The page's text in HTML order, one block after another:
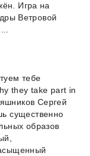
Игра на
Ветровой
тебе
they take part in
Сергей
существенно
образов